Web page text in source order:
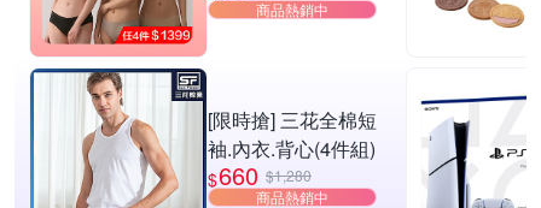
商品熱銷中
[限時搶] 三花全棉短
袖.內衣.背心(4件組)
$660 $1,280
商品熱銷中